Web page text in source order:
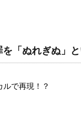
「ぬれぎぬ」
で再現！？